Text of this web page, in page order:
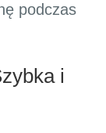
podczas
i